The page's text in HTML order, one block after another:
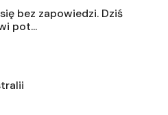
bez zapowiedzi. Dziś
pot...